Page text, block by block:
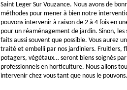
Saint Leger Sur Vouzance. Nous avons de
méthodes pour mener à bien notre
pouvons intervenir à raison de 2 à 4 fois en
pour un réaménagement de jardin. Sinon, les
faits aussi souvent que possible. Vous aurez
traité et embelli par nos jardiniers. Fruitiers,
potagers, végétaux… seront biens soignés par
professionnels en horticulture. Nous allons
intervenir chez vous tant que nous le pouvons.